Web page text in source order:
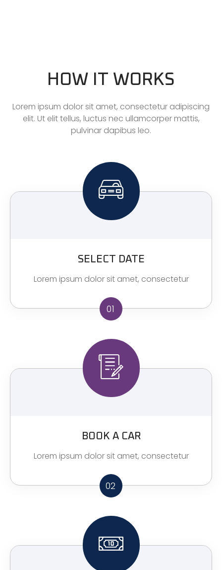
HOW IT WORKS
Lorem ipsum dolor sit amet, consectetur adipiscing
elit. Ut elit tellus, luctus nec ullamcorper mattis,
pulvinar dapibus leo.
SELECT DATE
Lorem ipsum dolor sit amet, consectetur
01
BOOK A CAR
Lorem ipsum dolor sit amet, consectetur
02